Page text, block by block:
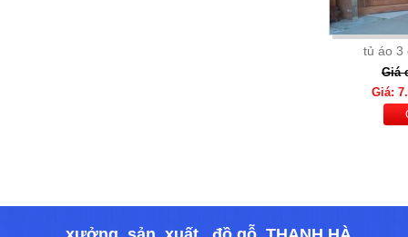
tủ áo 3
Giá
Giá: